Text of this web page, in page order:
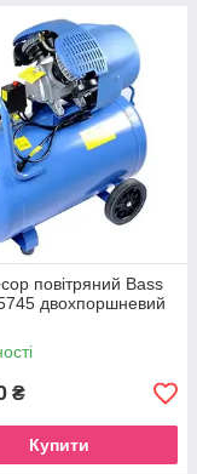
повітряний Bass
двохпоршневий
₴
Купити